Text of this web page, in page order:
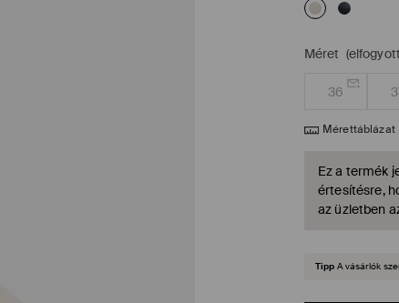
Méret
36
Mérettáblázat
Ez a termék
értesítésre,
az üzletben
Tipp A vásárlók